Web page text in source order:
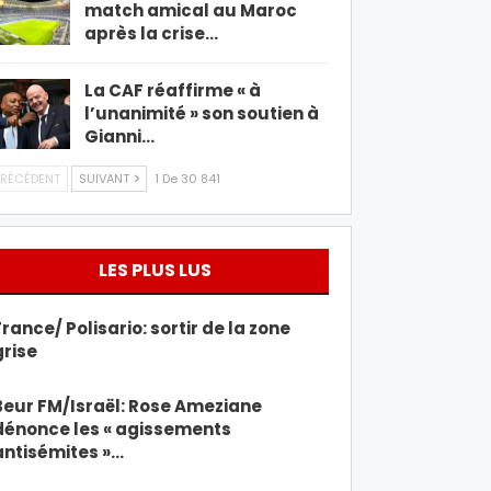
match amical au Maroc
après la crise…
La CAF réaffirme « à
l’unanimité » son soutien à
Gianni…
SUIVANT 1 De 30 841
LES PLUS LUS
Polisario: sortir de la zone
FM/Israël: Rose Ameziane
les « agissements
»…